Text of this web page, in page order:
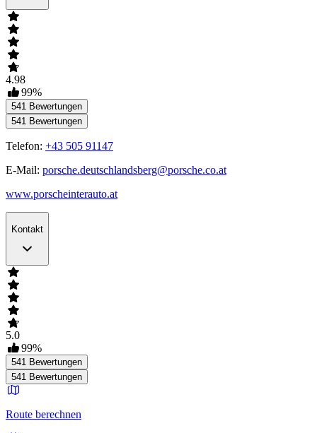
4.98
99%
541 Bewertungen
541 Bewertungen
Telefon: +43 505 91147
E-Mail: porsche.deutschlandsberg@porsche.co.at
www.porscheinterauto.at
Kontakt
5.0
99%
541 Bewertungen
541 Bewertungen
Route berechnen